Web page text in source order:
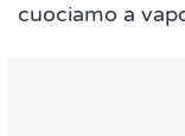
cuociamo a